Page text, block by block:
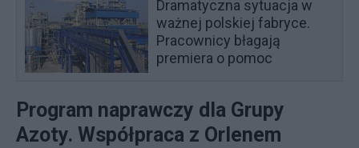
Dramatyczna sytuacja w
ważnej polskiej fabryce.
Pracownicy błagają
premiera o pomoc
Program naprawczy dla Grupy
Azoty. Współpraca z Orlenem